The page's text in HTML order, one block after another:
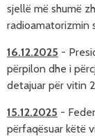
sjellë më shumë
radioamatorizmin
16.12.2025 -
përpilon dhe i
detajuar për vitin
15.12.2025 -
përfaqësuar këtë